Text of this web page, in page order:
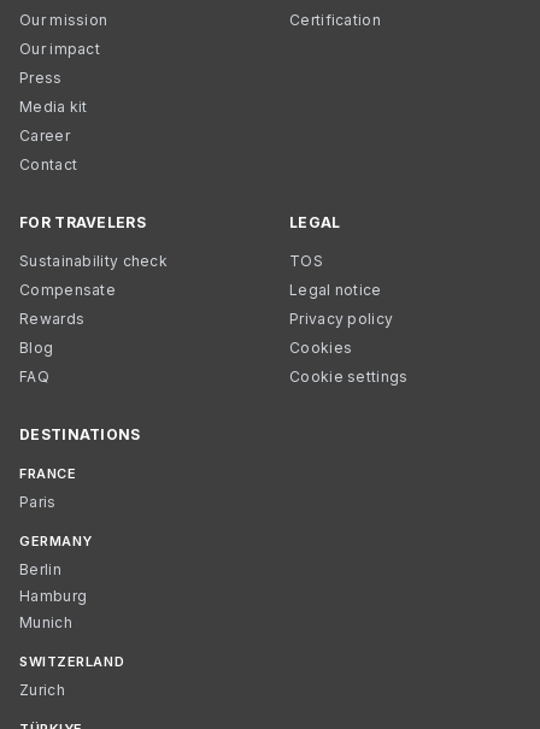
Our mission
Our impact
Press
Media kit
Career
Contact
Certification
FOR TRAVELERS
Sustainability check
Compensate
Rewards
Blog
FAQ
LEGAL
TOS
Legal notice
Privacy policy
Cookies
Cookie settings
DESTINATIONS
FRANCE
Paris
GERMANY
Berlin
Hamburg
Munich
SWITZERLAND
Zurich